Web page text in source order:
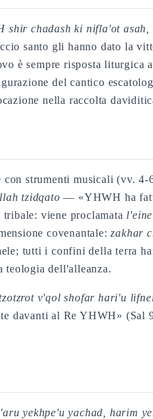
shir chadash ki nifla'ot asah,
santo gli hanno dato la
è sempre risposta liturgica
del cantico
nella raccolta
strumenti musicali (vv. 4-
tzidqato — «YHWH ha
viene proclamata
covenantale:zakhar
tutti i confini della terra
dell'alleanza.
v'qol shofar hari'u
davanti al Re YHWH» (Sal
yekhpe'u yachad, harim